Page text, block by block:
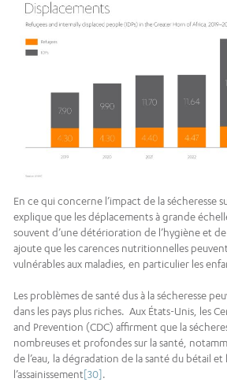
En ce qui concerne l’impact de la sécheresse
explique que les déplacements à grande
souvent d’une détérioration de l’hygiène et de
ajoute que les carences nutritionnelles
vulnérables aux maladies, en particulier les
Les problèmes de santé dus à la sécheresse
dans les pays plus riches. Aux États-Unis, les
and Prevention (CDC) affirment que la
nombreuses et profondes sur la santé,
de l’eau, la dégradation de la santé du bétail
l’assainissement[30].